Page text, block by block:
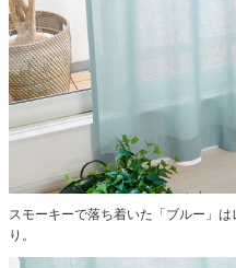
スモーキーで落ち着いた「ブルー」
り。